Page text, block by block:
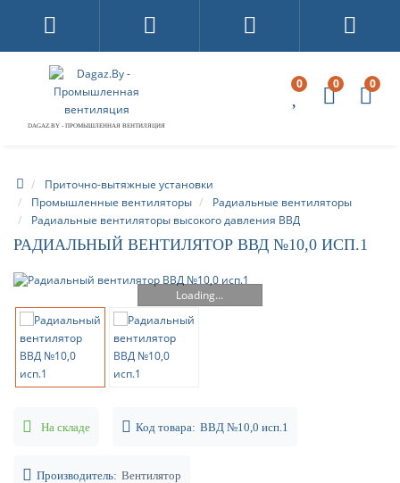
DAGAZ.BY - ПРОМЫШЛЕННАЯ ВЕНТИЛЯЦИЯ
0 0 0
Приточно-вытяжные установки
Промышленные вентиляторы
Радиальные вентиляторы
Радиальные вентиляторы высокого давления ВВД
РАДИАЛЬНЫЙ ВЕНТИЛЯТОР ВВД №10,0 ИСП.1
Loading...
На складе Код товара: ВВД №10,0 исп.1
Производитель: Вентилятор